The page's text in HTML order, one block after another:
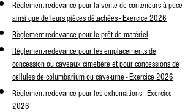
Règlement-redevance pour la vente de conteneurs à puce
ainsi que de leurs pièces détachées - Exercice 2026
Règlement-redevance pour le prêt de matériel
Règlement-redevance pour les emplacements de
concession ou caveaux cimetière et pour concessions de
cellules de columbarium ou cave-urne - Exercice 2026
Règlement-redevance pour les exhumations - Exercice
2026